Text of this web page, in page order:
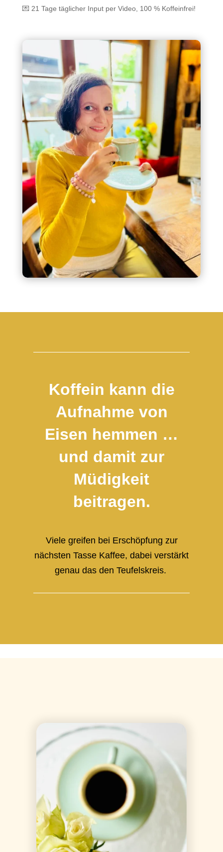
💌 21 Tage täglicher Input per Video, 100 % Koffeinfrei!
Koffein kann die
Aufnahme von
Eisen hemmen …
und damit zur
Müdigkeit
beitragen.
Viele greifen bei Erschöpfung zur
nächsten Tasse Kaffee, dabei verstärkt
genau das den Teufelskreis.